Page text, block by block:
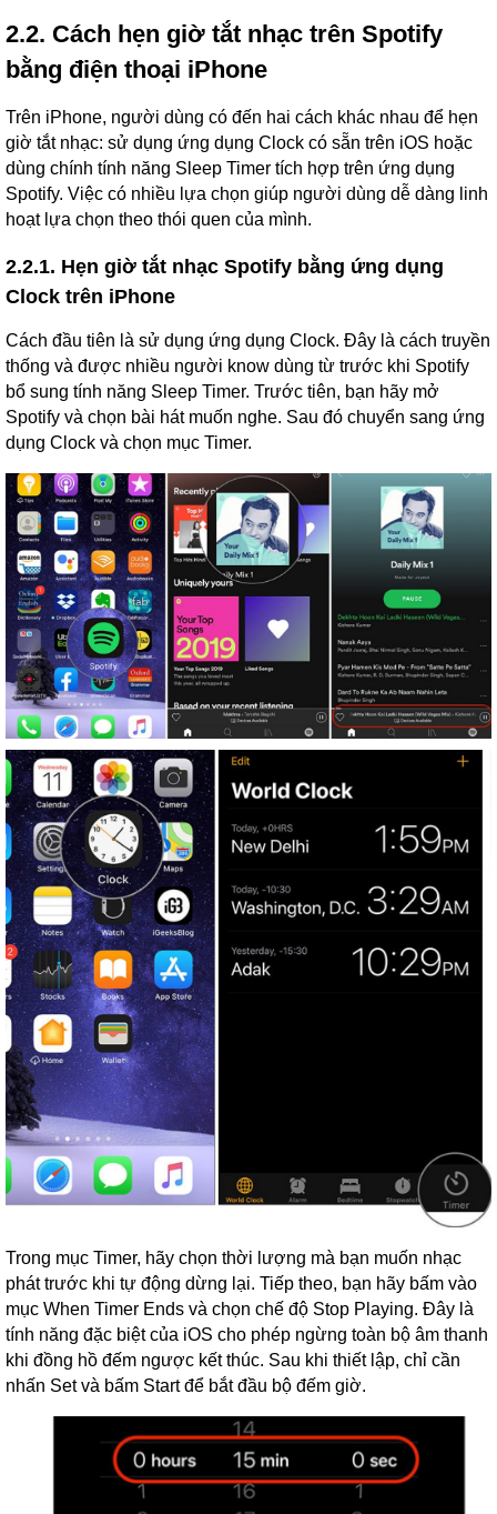
2.2. Cách hẹn giờ tắt nhạc trên Spotify
bằng điện thoại iPhone
Trên iPhone, người dùng có đến hai cách khác nhau để hẹn
giờ tắt nhạc: sử dụng ứng dụng Clock có sẵn trên iOS hoặc
dùng chính tính năng Sleep Timer tích hợp trên ứng dụng
Spotify. Việc có nhiều lựa chọn giúp người dùng dễ dàng linh
hoạt lựa chọn theo thói quen của mình.
2.2.1. Hẹn giờ tắt nhạc Spotify bằng ứng dụng
Clock trên iPhone
Cách đầu tiên là sử dụng ứng dụng Clock. Đây là cách truyền
thống và được nhiều người know dùng từ trước khi Spotify
bổ sung tính năng Sleep Timer. Trước tiên, bạn hãy mở
Spotify và chọn bài hát muốn nghe. Sau đó chuyển sang ứng
dụng Clock và chọn mục Timer.
Trong mục Timer, hãy chọn thời lượng mà bạn muốn nhạc
phát trước khi tự động dừng lại. Tiếp theo, bạn hãy bấm vào
mục When Timer Ends và chọn chế độ Stop Playing. Đây là
tính năng đặc biệt của iOS cho phép ngừng toàn bộ âm thanh
khi đồng hồ đếm ngược kết thúc. Sau khi thiết lập, chỉ cần
nhấn Set và bấm Start để bắt đầu bộ đếm giờ.